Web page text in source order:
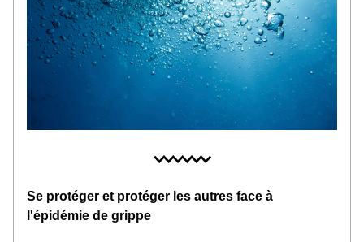
Se protéger et protéger les autres face à
l'épidémie de grippe